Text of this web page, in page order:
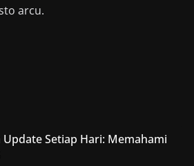
arcu.
Update Setiap Hari: Memahami